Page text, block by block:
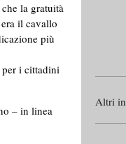
la gratuità
il cavallo
più
per i cittadini
– in linea
Altri in